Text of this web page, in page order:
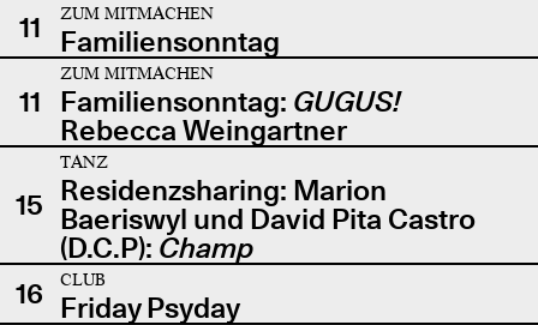
11
ZUM MITMACHEN
Familiensonntag
11
ZUM MITMACHEN
Familiensonntag: GUGUS!
Rebecca Weingartner
15
TANZ
Residenzsharing: Marion
Baeriswyl und David Pita Castro
(D.C.P): Champ
16
CLUB
Friday Psyday